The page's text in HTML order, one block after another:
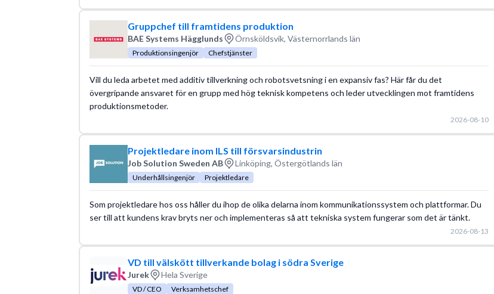
Gruppchef till framtidens produktion
BAE Systems Hägglunds Örnsköldsvik, Västernorrlands län
Produktionsingenjör Chefstjänster
Vill du leda arbetet med additiv tillverkning och robotsvetsning i en expansiv fas? Här får du det
övergripande ansvaret för en grupp med hög teknisk kompetens och leder utvecklingen mot framtidens
produktionsmetoder.
2026-08-10
Projektledare inom ILS till försvarsindustrin
Job Solution Sweden AB Linköping, Östergötlands län
Underhållsingenjör Projektledare
Som projektledare hos oss håller du ihop de olika delarna inom kommunikationssystem och plattformar. Du
ser till att kundens krav bryts ner och implementeras så att tekniska system fungerar som det är tänkt.
2026-08-13
VD till välskött tillverkande bolag i södra Sverige
Jurek Hela Sverige
VD / CEO Verksamhetschef